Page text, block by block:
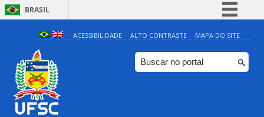
BRASIL
Simplifique!
Comunica BR
Participe
ACESSIBILIDADE ALTO CONTRASTE MAPA DO SITE